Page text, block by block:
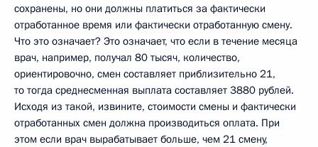
сохранены, но они должны платиться за фактически
отработанное время или фактически отработанную смену.
Что это означает? Это означает, что если в течение месяца
врач, например, получал 80 тысяч, количество,
ориентировочно, смен составляет приблизительно 21,
то тогда среднесменная выплата составляет 3880 рублей.
Исходя из такой, извините, стоимости смены и фактически
отработанных смен должна производиться оплата. При
этом если врач вырабатывает больше, чем 21 смену,